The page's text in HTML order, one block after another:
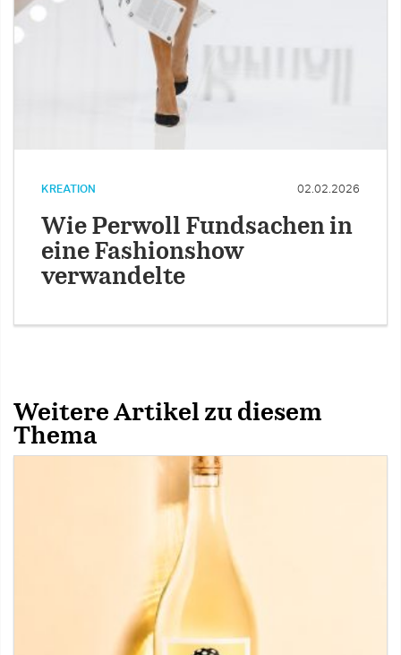
KREATION 02.02.2026
Wie Perwoll Fundsachen in
eine Fashionshow
verwandelte
Weitere Artikel zu diesem
Thema